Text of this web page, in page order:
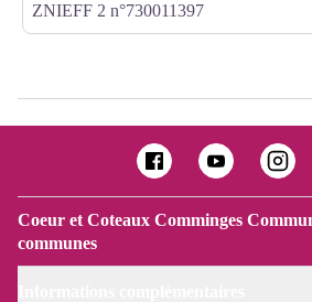
ZNIEFF 2 n°730011397
Coeur et Coteaux Comminges
communes